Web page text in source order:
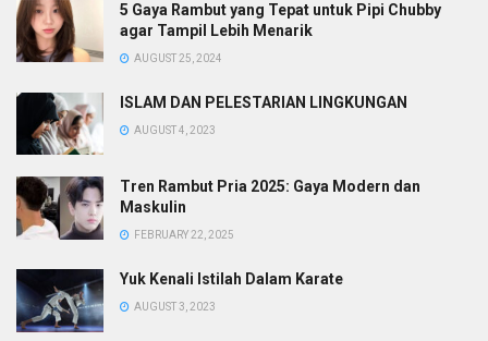
5 Gaya Rambut yang Tepat untuk Pipi Chubby
agar Tampil Lebih Menarik
AUGUST 25, 2024
ISLAM DAN PELESTARIAN LINGKUNGAN
AUGUST 4, 2023
Tren Rambut Pria 2025: Gaya Modern dan
Maskulin
FEBRUARY 22, 2025
Yuk Kenali Istilah Dalam Karate
AUGUST 3, 2023